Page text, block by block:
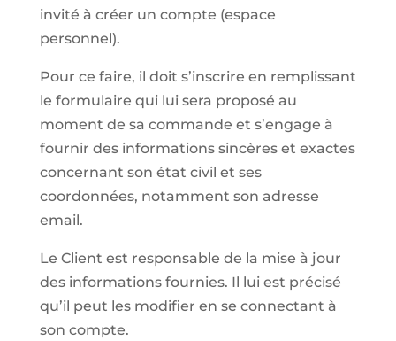
invité à créer un compte (espace
personnel).
Pour ce faire, il doit s’inscrire en remplissant
le formulaire qui lui sera proposé au
moment de sa commande et s’engage à
fournir des informations sincères et exactes
concernant son état civil et ses
coordonnées, notamment son adresse
email.
Le Client est responsable de la mise à jour
des informations fournies. Il lui est précisé
qu’il peut les modifier en se connectant à
son compte.